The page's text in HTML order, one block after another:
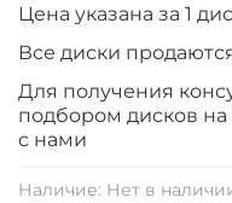
Наличие: Нет в
Цена указана за 1
Все диски
Для получения
подбором дисков
с нами